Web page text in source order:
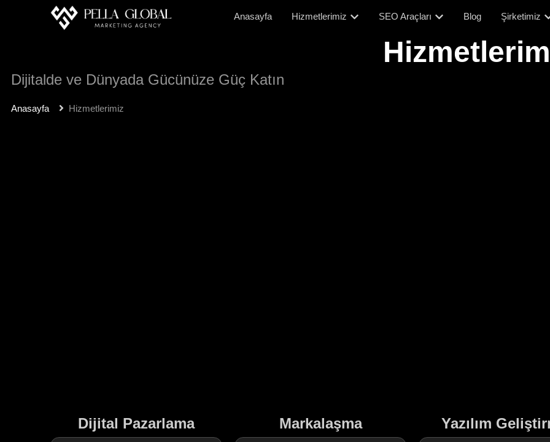
Anasayfa Hizmetlerimiz SEO Araçları Blog Şirketimiz
Dijitalde ve Dünyada Gücünüze Güç Katın
Anasayfa Hizmetlerimiz
Dijital Pazarlama Markalaşma Yazılım